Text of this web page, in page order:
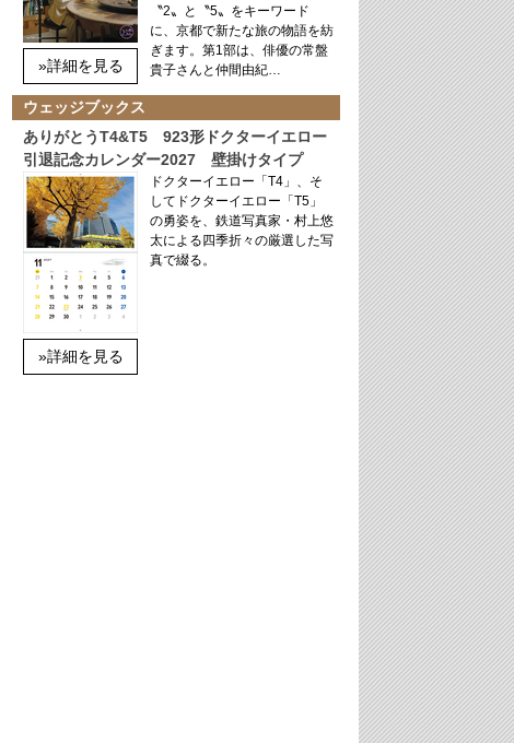
»詳細を見る
〝2〟と〝5〟をキーワード
に、京都で新たな旅の物語を紡
ぎます。第1部は、俳優の常盤
貴子さんと仲間由紀…
ウェッジブックス
ありがとうT4&T5 923形ドクターイエロー
引退記念カレンダー2027 壁掛けタイプ
»詳細を見る
ドクターイエロー「T4」、そ
してドクターイエロー「T5」
の勇姿を、鉄道写真家・村上悠
太による四季折々の厳選した写
真で綴る。